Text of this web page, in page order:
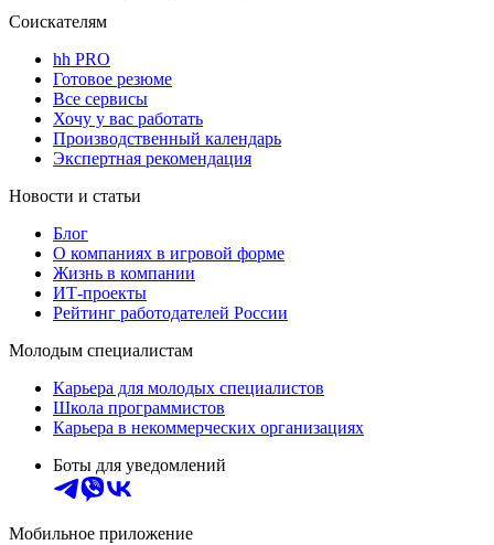
Соискателям
hh PRO
Готовое резюме
Все сервисы
Хочу у вас работать
Производственный календарь
Экспертная рекомендация
Новости и статьи
Блог
О компаниях в игровой форме
Жизнь в компании
ИТ-проекты
Рейтинг работодателей России
Молодым специалистам
Карьера для молодых специалистов
Школа программистов
Карьера в некоммерческих организациях
Боты для уведомлений
Мобильное приложение